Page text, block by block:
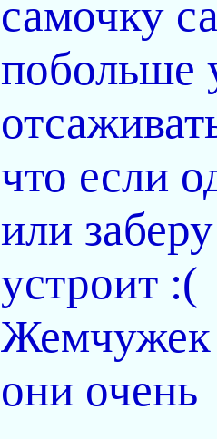
самочку
побольше
что если
или
устроит :(
Жемчужек
они очень